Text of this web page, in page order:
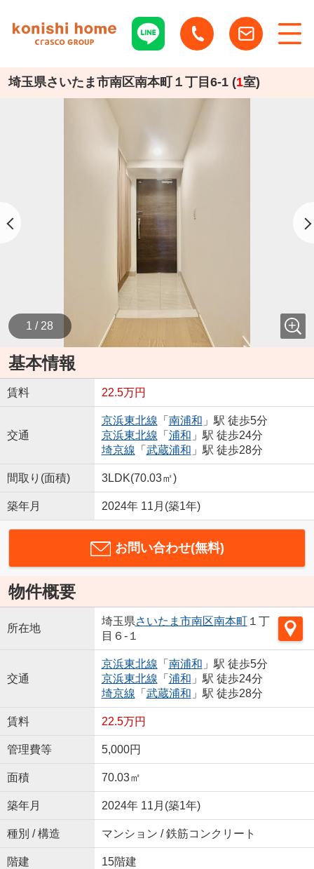
埼玉県さいたま市南区南本町１丁目6-1 (1室)
1 / 28
基本情報
賃料 22.5万円
交通
京浜東北線 「 南浦和 」駅 徒歩5分
京浜東北線 「 浦和 」駅 徒歩24分
埼京線 「 武蔵浦和 」駅 徒歩28分
間取り(面積) 3LDK(70.03㎡)
築年月 2024年 11月(築1年)
お問い合わせ(無料)
物件概要
所在地
埼玉県さいたま市南区南本町
１丁
目６-１
交通
京浜東北線 「 南浦和 」駅 徒歩5分
京浜東北線 「 浦和 」駅 徒歩24分
埼京線 「 武蔵浦和 」駅 徒歩28分
賃料 22.5万円
管理費等 5,000円
面積 70.03㎡
築年月 2024年 11月(築1年)
種別 / 構造 マンション / 鉄筋コンクリート
階建 15階建